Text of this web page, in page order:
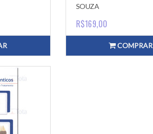
SOUZA
R$169,00
COMPRAR